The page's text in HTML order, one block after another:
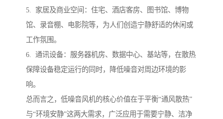
5. 家居及商业空间：住宅、酒店客房、图书馆、博物
馆、录音棚、电影院等，为人们创造宁静舒适的休闲或
工作氛围。
6. 通讯设备：服务器机房、数据中心、基站等，在散热
保障设备稳定运行的同时，降低噪音对周边环境的影
响。
总而言之，低噪音风机的核心价值在于平衡“通风散热”
与“环境安静”这两大需求，广泛应用于需要宁静、洁净